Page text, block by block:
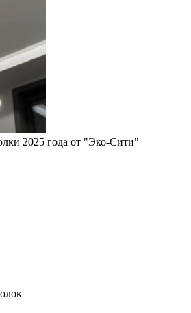
2025 года от "Эко-Сити"